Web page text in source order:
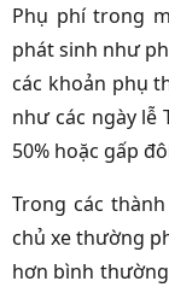
Phụ phí trong
phát sinh như
các khoản phụ
như các ngày lễ
50% hoặc gấp
Trong các
chủ xe thường
hơn bình